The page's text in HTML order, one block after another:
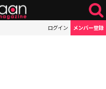
ログイン メンバー登録